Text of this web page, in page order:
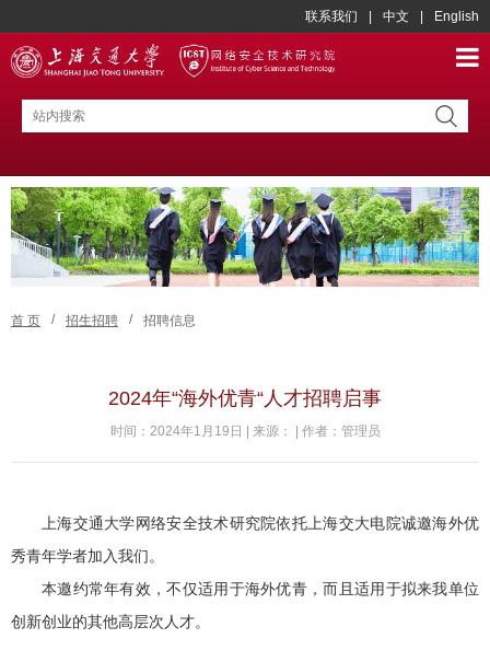
English
中文
联系我们
首 页 / 招生招聘 / 招聘信息
2024年“海外优青“人才招聘启事
时间：2024年1月19日 | 来源： | 作者：管理员
上海交通大学网络安全技术研究院依托上海交大电院诚邀海外优
秀青年学者加入我们。
本邀约常年有效，不仅适用于海外优青，而且适用于拟来我单位
创新创业的其他高层次人才。